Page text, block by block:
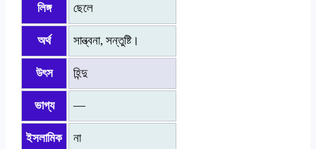
লিঙ্গ ছেলে
অর্থ সান্ত্বনা, সন্তুষ্টি।
উৎস হিন্দু
ভাগ্য —
ইসলামিক
না